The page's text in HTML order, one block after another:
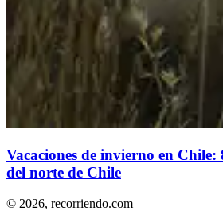
Vacaciones de invierno en Chile:
del norte de Chile
© 2026, recorriendo.com